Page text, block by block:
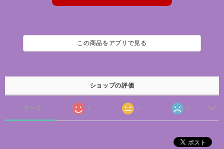
この商品をアプリで見る
ショップの評価
すべて 3 0 0